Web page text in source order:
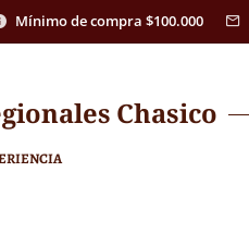
Mínimo de compra $100.000
Chasico